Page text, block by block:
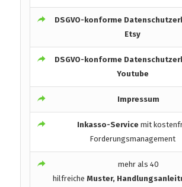
DSGVO-konforme
Etsy
DSGVO-konforme
Youtube
Impressum
Inkasso-Service mit
Forderungsmanagement
mehr als 40
hilfreicheMuster,